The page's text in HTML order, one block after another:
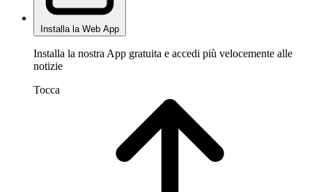
Installa la Web App
Installa la nostra App gratuita e accedi più velocemente alle
notizie
Tocca